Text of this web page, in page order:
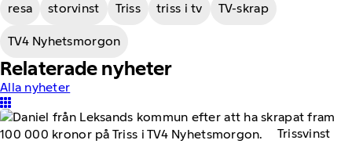
resa storvinst Triss triss i tv TV-skrap
TV4 Nyhetsmorgon
Relaterade nyheter
Alla nyheter
Trissvinst